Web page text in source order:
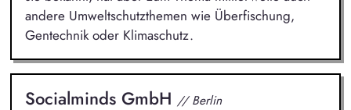
andere Umweltschutzthemen wie Überfischung,
Gentechnik oder Klimaschutz.
Socialminds GmbH // Berlin